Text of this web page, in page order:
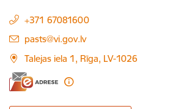
+371 67081600
E-pasts:
pasts@vi.gov.lv
Talejas iela 1, Rīga, LV-1026